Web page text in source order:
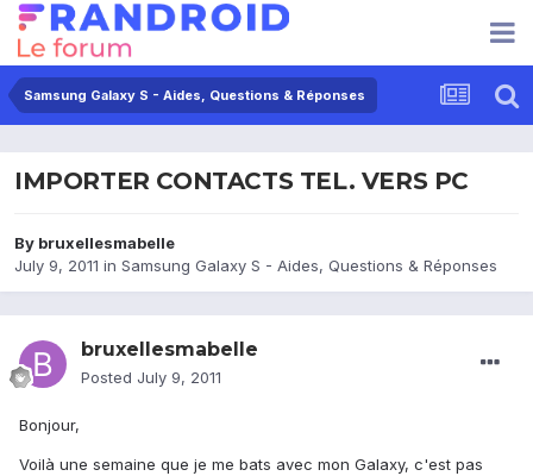
Samsung Galaxy S - Aides, Questions & Réponses
IMPORTER CONTACTS TEL. VERS PC
By bruxellesmabelle
July 9, 2011 in Samsung Galaxy S - Aides, Questions & Réponses
bruxellesmabelle
Posted July 9, 2011
Bonjour,
Voilà une semaine que je me bats avec mon Galaxy, c'est pas